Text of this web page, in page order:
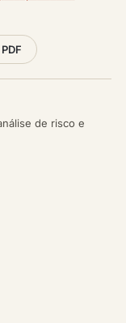
de risco e